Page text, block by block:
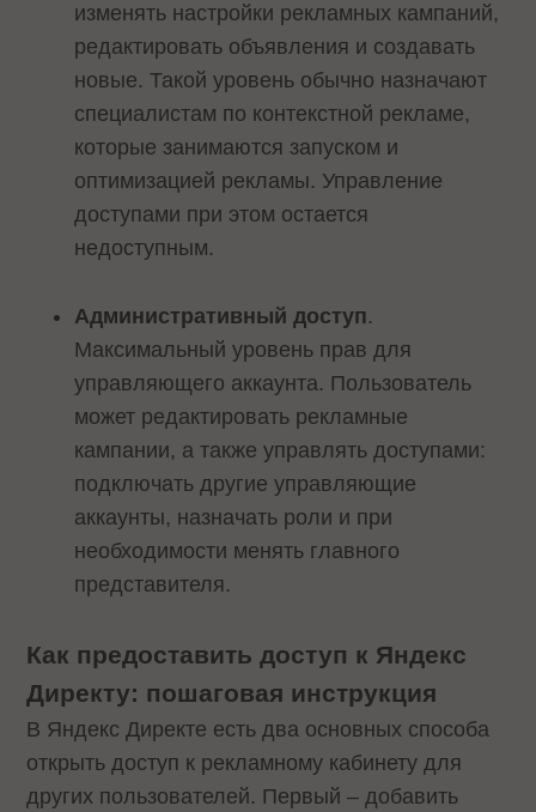
изменять настройки рекламных кампаний,
редактировать объявления и создавать
новые. Такой уровень обычно назначают
специалистам по контекстной рекламе,
которые занимаются запуском и
оптимизацией рекламы. Управление
доступами при этом остается
недоступным.
Административный доступ.
Максимальный уровень прав для
управляющего аккаунта. Пользователь
может редактировать рекламные
кампании, а также управлять доступами:
подключать другие управляющие
аккаунты, назначать роли и при
необходимости менять главного
представителя.
Как предоставить доступ к Яндекс
Директу: пошаговая инструкция
В Яндекс Директе есть два основных способа
открыть доступ к рекламному кабинету для
других пользователей. Первый – добавить